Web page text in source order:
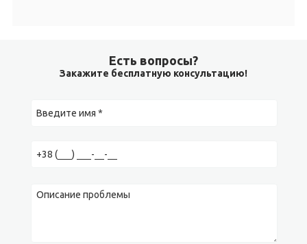
Есть вопросы?
Закажите бесплатную консультацию!